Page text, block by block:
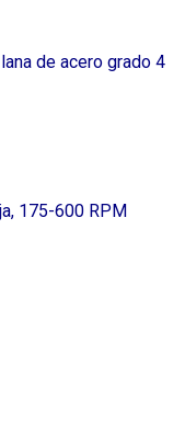
de acero grado 4
175-600 RPM